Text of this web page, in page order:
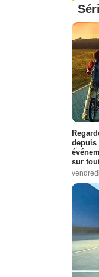
depuis
sur